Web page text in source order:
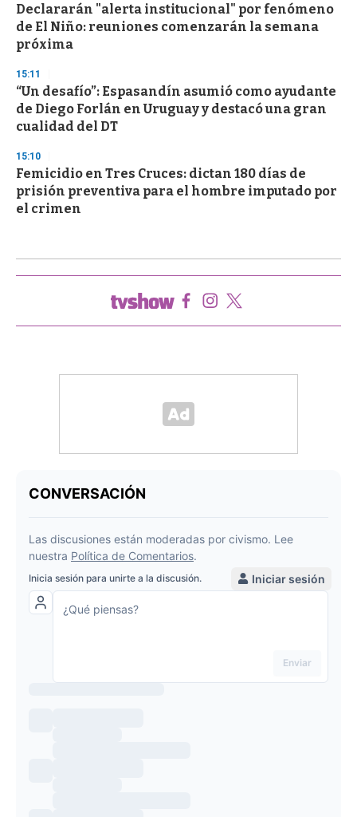
Declararán "alerta institucional" por fenómeno
de El Niño: reuniones comenzarán la semana
próxima
15:11
“Un desafío”: Espasandín asumió como ayudante
de Diego Forlán en Uruguay y destacó una gran
cualidad del DT
15:10
Femicidio en Tres Cruces: dictan 180 días de
prisión preventiva para el hombre imputado por
el crimen